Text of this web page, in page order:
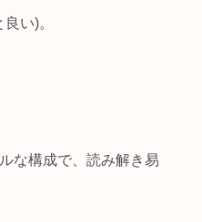
い)。
な構成で、読み解き易